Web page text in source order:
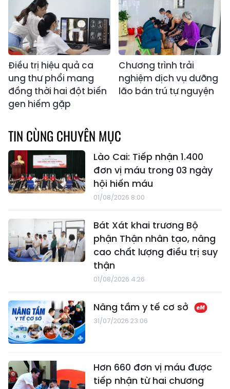
Điều trị hiệu quả ca
ung thư phổi mang
đồng thời hai đột biến
gen hiếm gặp
Chương trình trải
nghiệm dịch vụ dưỡng
lão bán trú tự nguyện
TIN CÙNG CHUYÊN MỤC
Lào Cai: Tiếp nhận 1.400
đơn vị máu trong 03 ngày
hội hiến máu
01/08/2026 8:00
Bát Xát khai trương Bộ
phận Thận nhân tạo, nâng
cao chất lượng điều trị suy
thận
01/08/2026 4:26
Nâng tầm y tế cơ sở
31/07/2026 23:06
Hơn 660 đơn vị máu được
tiếp nhận từ hai chương